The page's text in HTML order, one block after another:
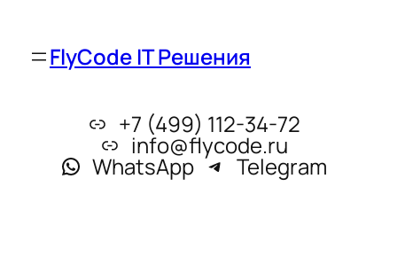
FlyCode IT Решения
+7 (499) 112-34-72
info@flycode.ru
WhatsApp Telegram